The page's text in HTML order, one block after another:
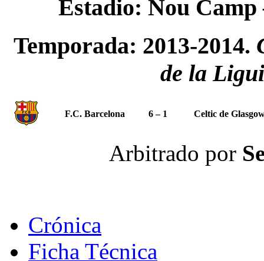
Estadio: Nou
Temporada: 2013-2014.
de la
F.C. Barcelona 6 – 1 Celtic de
Arbitrado por
Crónica
Ficha Técnica